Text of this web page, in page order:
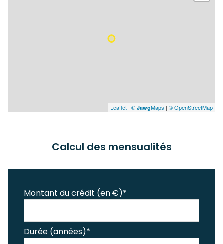
Leaflet | © JawgMaps | © OpenStreetMap
Calcul des mensualités
Montant du crédit (en €)*
Durée (années)*